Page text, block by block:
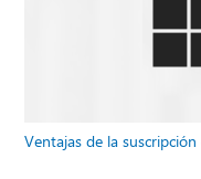
Ventajas de la